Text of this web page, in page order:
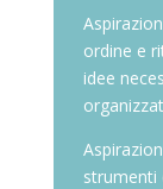
ordine e
idee
strumenti